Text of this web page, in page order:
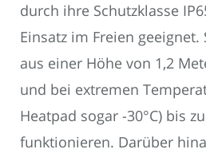
durch ihre Schutzklasse
Einsatz im Freien geeignet.
aus einer Höhe von 1,2
und bei extremen
Heatpad sogar -30°C) bis
funktionieren. Darüber